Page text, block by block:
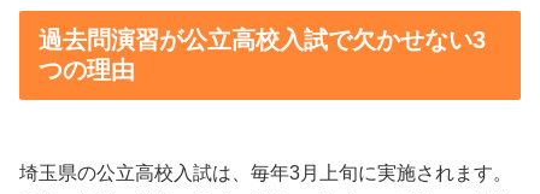
過去問演習が公立高校入試で欠かせない3
つの理由
埼玉県の公立高校入試は、毎年3月上旬に実施されます。